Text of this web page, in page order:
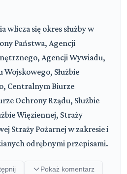
wlicza się okres służby w
Państwa, Agencji
Agencji Wywiadu,
Wojskowego, Służbie
Centralnym Biurze
Ochrony Rządu, Służbie
Więziennej, Straży
Straży Pożarnej w zakresie i
odrębnymi przepisami.
Pokaż komentarz